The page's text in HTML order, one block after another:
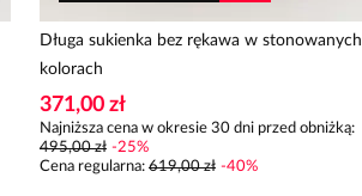
Długa sukienka bez rękawa w stonowanych
kolorach
371,00 zł
Najniższa cena w okresie 30 dni przed obniżką:
495,00 zł -25%
Cena regularna: 619,00 zł -40%